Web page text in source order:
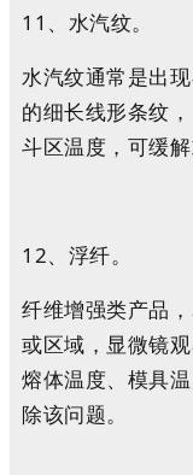
11、水汽纹。
水汽纹通常是出
的细长线形条纹
斗区温度，可缓解
12、浮纤。
纤维增强类产品
或区域，显微镜
熔体温度、模具
除该问题。